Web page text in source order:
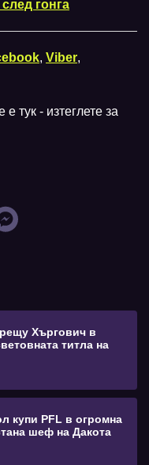
гонга
, Viber,
тук - изтеглете за
Хъргович в
титла на
купи PFL в огромна
шеф на Дакота